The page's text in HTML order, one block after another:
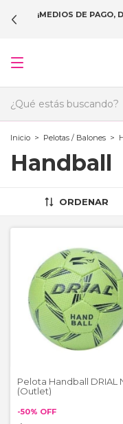
¡MEDIOS DE PAGO,
Inicio > Pelotas / Balones >
Handball
ORDENAR
Pelota Handball DRIAL
(Outlet)
-50% OFF